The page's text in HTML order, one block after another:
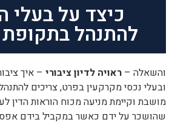
כיצד על בעלי
להתנהל בתקופת
והשאלה – ראויה לדיון ציבורי – איך
ובעלי נכסי מקרקעין בפרט, צריכים
מושבת וקיימת מניעה מכוח הוראות הדין
שהושכר על ידם כאשר במקביל בידם